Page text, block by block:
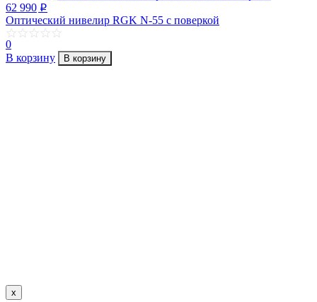
62 990 p
Оптический нивелир RGK N-55 с поверкой
0
В корзину
В корзину
x